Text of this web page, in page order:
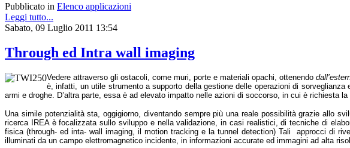
Pubblicato in Elenco applicazioni
Leggi tutto...
Sabato, 09 Luglio 2011 13:54
Through ed Intra wall imaging
Vedere attraverso gli ostacoli, come muri, porte e materiali opachi, ottenendo
è, infatti, un utile strumento a supporto della gestione delle operazioni di
armi e droghe. D’altra parte, essa è ad elevato impatto nelle azioni di soccorso, in cui è richiesta
Una simile potenzialità sta, oggigiorno, diventando sempre più una reale possibilità grazie allo
ricerca IREA è focalizzata sullo sviluppo e nella validazione, in casi realistici, di tecniche di
fisica (through- ed inta- wall imaging, il motion tracking e la tunnel detection) Tali approcci di
illuminati da un campo elettromagnetico incidente, in informazioni accurate ed immagini ad alta